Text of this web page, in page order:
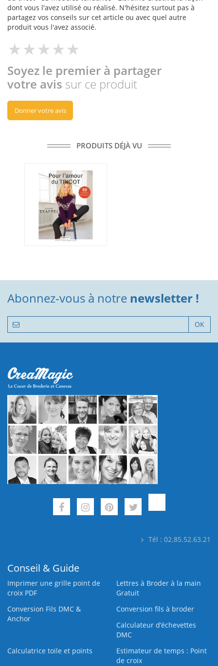
dont vous l'avez utilisé ou réalisé. N'hésitez surtout pas à
partagez vos conseils sur cet article ou avec quel autre
produit vous l'avez associé.
Soyez le premier à partager
votre avis sur ce produit
Donner votre avis
PRODUITS DÉJÀ VU
Abonnez-vous à notre newsletter !
OK
Tél : 02.85.52.63.21
Conseil & Guide
Imprimer une grille point de
croix PDF
Lettres à Broder à la main
Gratuit
Conversion Fils DMC &
Anchor
Conversion fils à broder
Calculateur d’échevettes
DMC
Calculatrice toile et points
Estimateur de temps : Point
de croix